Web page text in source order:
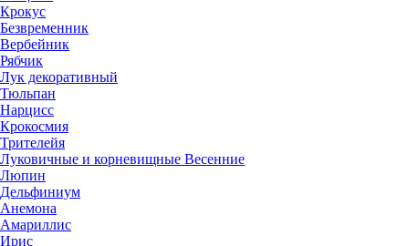
Крокус
Безвременник
Вербейник
Рябчик
Лук декоративный
Тюльпан
Нарцисс
Крокосмия
Трителейя
Луковичные и корневищные Весенние
Люпин
Дельфиниум
Анемона
Амариллис
Ирис